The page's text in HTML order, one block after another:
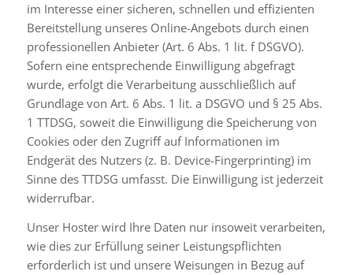
im Interesse einer sicheren, schnellen und effizienten
Bereitstellung unseres Online-Angebots durch einen
professionellen Anbieter (Art. 6 Abs. 1 lit. f DSGVO).
Sofern eine entsprechende Einwilligung abgefragt
wurde, erfolgt die Verarbeitung ausschließlich auf
Grundlage von Art. 6 Abs. 1 lit. a DSGVO und § 25 Abs.
1 TTDSG, soweit die Einwilligung die Speicherung von
Cookies oder den Zugriff auf Informationen im
Endgerät des Nutzers (z. B. Device-Fingerprinting) im
Sinne des TTDSG umfasst. Die Einwilligung ist jederzeit
widerrufbar.
Unser Hoster wird Ihre Daten nur insoweit verarbeiten,
wie dies zur Erfüllung seiner Leistungspflichten
erforderlich ist und unsere Weisungen in Bezug auf